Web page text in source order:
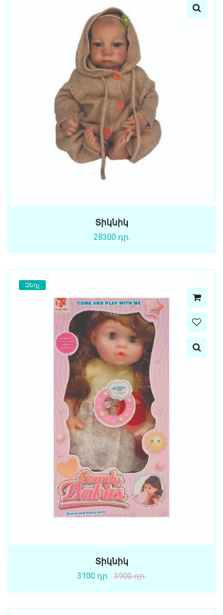
Տիկնիկ
28300 դր.
Զեղչ
Տիկնիկ
3100 դր. 3900 դր.